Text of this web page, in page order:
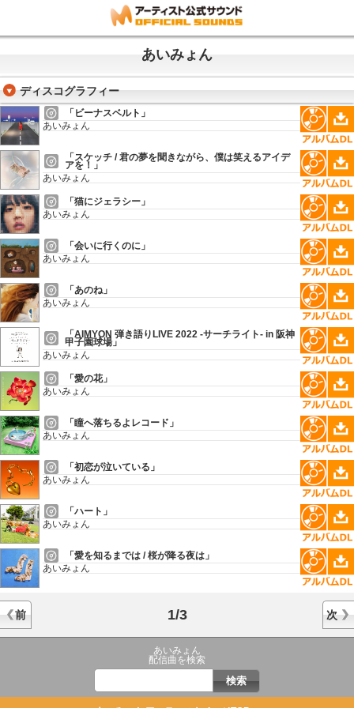
あいみょん
ディスコグラフィー
「ビーナスベルト」
あいみょん
「スケッチ / 君の夢を聞きながら、僕は笑えるアイデ
アを！」
あいみょん
「猫にジェラシー」
あいみょん
「会いに行くのに」
あいみょん
「あのね」
あいみょん
「AIMYON 弾き語りLIVE 2022 -サーチライト- in 阪神
甲子園球場」
あいみょん
「愛の花」
あいみょん
「瞳へ落ちるよレコード」
あいみょん
「初恋が泣いている」
あいみょん
「ハート」
あいみょん
「愛を知るまでは / 桜が降る夜は」
あいみょん
前 1/3 次
あいみょん
配信曲を検索